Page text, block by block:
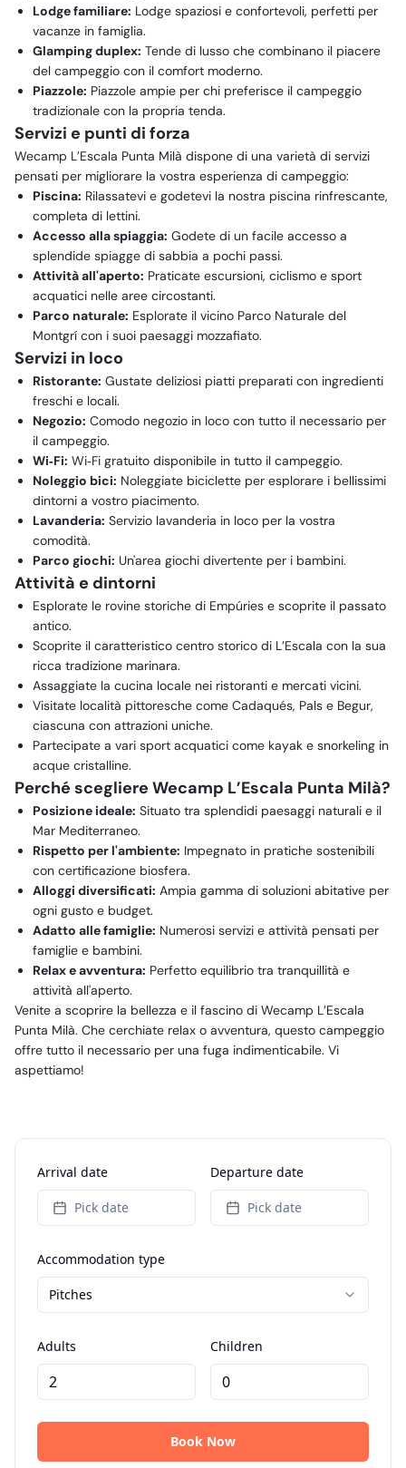
Lodge familiare: Lodge spaziosi e confortevoli, perfetti per
vacanze in famiglia.
Glamping duplex: Tende di lusso che combinano il piacere
del campeggio con il comfort moderno.
Piazzole: Piazzole ampie per chi preferisce il campeggio
tradizionale con la propria tenda.
Servizi e punti di forza
Wecamp L’Escala Punta Milà dispone di una varietà di servizi
pensati per migliorare la vostra esperienza di campeggio:
Piscina: Rilassatevi e godetevi la nostra piscina rinfrescante,
completa di lettini.
Accesso alla spiaggia: Godete di un facile accesso a
splendide spiagge di sabbia a pochi passi.
Attività all'aperto: Praticate escursioni, ciclismo e sport
acquatici nelle aree circostanti.
Parco naturale: Esplorate il vicino Parco Naturale del
Montgrí con i suoi paesaggi mozzafiato.
Servizi in loco
Ristorante: Gustate deliziosi piatti preparati con ingredienti
freschi e locali.
Negozio: Comodo negozio in loco con tutto il necessario per
il campeggio.
Wi‑Fi: Wi‑Fi gratuito disponibile in tutto il campeggio.
Noleggio bici: Noleggiate biciclette per esplorare i bellissimi
dintorni a vostro piacimento.
Lavanderia: Servizio lavanderia in loco per la vostra
comodità.
Parco giochi: Un'area giochi divertente per i bambini.
Attività e dintorni
Esplorate le rovine storiche di Empúries e scoprite il passato
antico.
Scoprite il caratteristico centro storico di L’Escala con la sua
ricca tradizione marinara.
Assaggiate la cucina locale nei ristoranti e mercati vicini.
Visitate località pittoresche come Cadaqués, Pals e Begur,
ciascuna con attrazioni uniche.
Partecipate a vari sport acquatici come kayak e snorkeling in
acque cristalline.
Perché scegliere Wecamp L’Escala Punta Milà?
Posizione ideale: Situato tra splendidi paesaggi naturali e il
Mar Mediterraneo.
Rispetto per l'ambiente: Impegnato in pratiche sostenibili
con certificazione biosfera.
Alloggi diversificati: Ampia gamma di soluzioni abitative per
ogni gusto e budget.
Adatto alle famiglie: Numerosi servizi e attività pensati per
famiglie e bambini.
Relax e avventura: Perfetto equilibrio tra tranquillità e
attività all'aperto.
Venite a scoprire la bellezza e il fascino di Wecamp L’Escala
Punta Milà. Che cerchiate relax o avventura, questo campeggio
offre tutto il necessario per una fuga indimenticabile. Vi
aspettiamo!